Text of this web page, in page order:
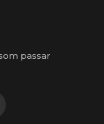
passar